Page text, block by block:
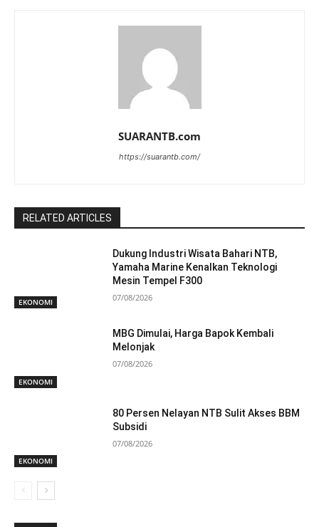
SUARANTB.com
https://suarantb.com/
RELATED ARTICLES
EKONOMI
Dukung Industri Wisata Bahari NTB,
Yamaha Marine Kenalkan Teknologi
Mesin Tempel F300
07/08/2026
EKONOMI
MBG Dimulai, Harga Bapok Kembali
Melonjak
07/08/2026
EKONOMI
80 Persen Nelayan NTB Sulit Akses BBM
Subsidi
07/08/2026